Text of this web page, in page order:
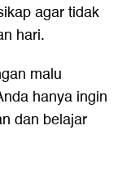
agar tidak
hari.
malu
hanya ingin
dan belajar